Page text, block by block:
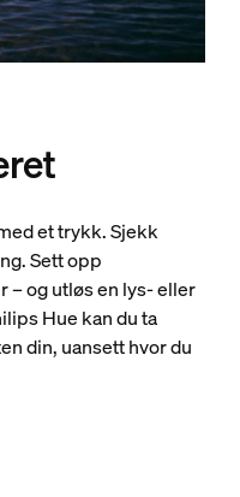
et trykk. Sjekk
Sett opp
– og utløs en lys- eller
Hue kan du ta
din, uansett hvor du